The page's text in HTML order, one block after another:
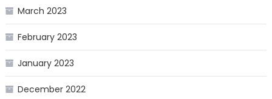
March 2023
February 2023
January 2023
December 2022